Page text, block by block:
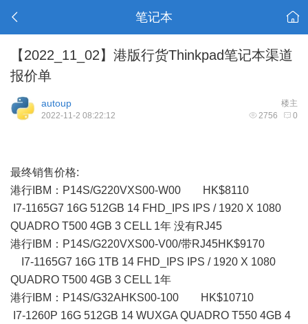
笔记本
【2022_11_02】港版行货Thinkpad笔记本渠道
报价单
楼主
autoup
2756 0
2022-11-2 08:22:12
最终销售价格:
港行IBM：P14S/G220VXS00-W00 HK$8110
I7-1165G7 16G 512GB 14 FHD_IPS IPS / 1920 X 1080
QUADRO T500 4GB 3 CELL 1年 没有RJ45
港行IBM：P14S/G220VXS00-V00/带RJ45HK$9170
I7-1165G7 16G 1TB 14 FHD_IPS IPS / 1920 X 1080
QUADRO T500 4GB 3 CELL 1年
港行IBM：P14S/G32AHKS00-100 HK$10710
I7-1260P 16G 512GB 14 WUXGA QUADRO T550 4GB 4